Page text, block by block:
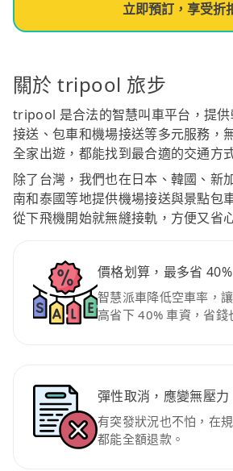
立即預訂，享受折
關於 tripool 旅步
tripool 是合法的智慧叫車平台，提
接送、包車和機場接送等多元服務，
全家出遊，都能找到最合適的交通方
除了台灣，我們也在日本、韓國、新
南和泰國等地提供機場接送與景點包
從下飛機開始就無縫接軌，方便又省
價格划算，最多省 40%
智慧派車降低空車率，
高省下 40% 車資，省錢
彈性取消，應變無壓力
有突發狀況也不怕，在
都能全額退款。